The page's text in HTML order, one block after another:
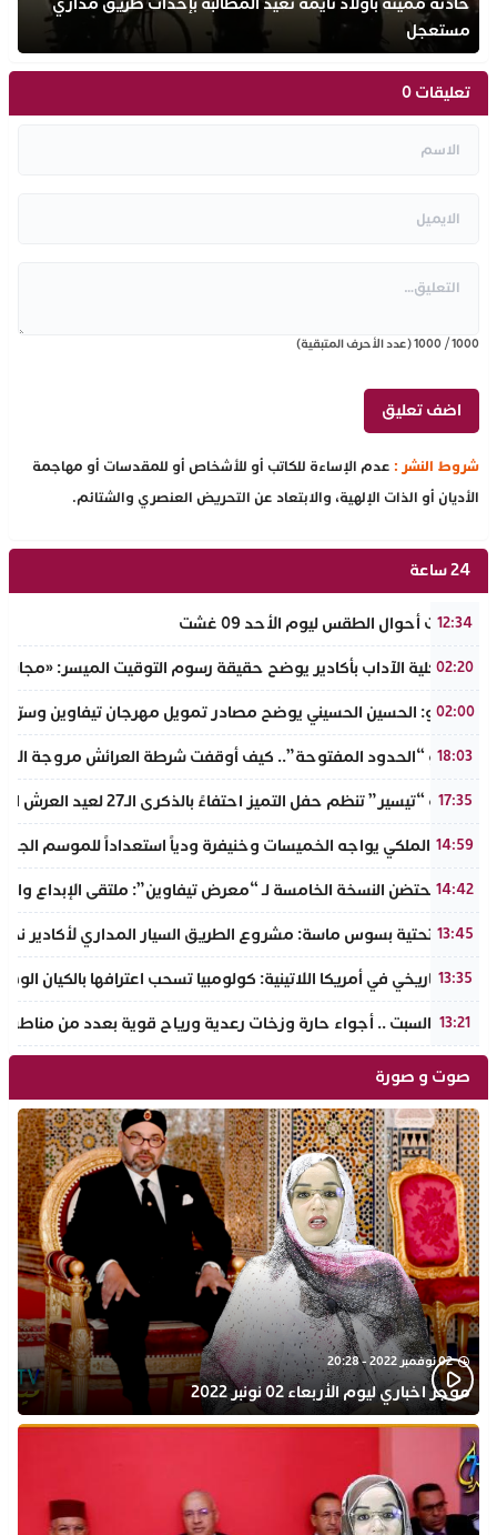
مستعجل
تعليقات 0
1000
/
1000(عدد الأحرف المتبقية)
شروط النشر : عدم الإساءة للكاتب أو للأشخاص أو للمقدسات أو مهاجمة
الأديان أو الذات الإلهية، والابتعاد عن التحريض العنصري والشتائم.
24 ساعة
12:34
توقعات أحوال الطقس ليوم الأحد 09 غشت
02:20
عميد كلية الآداب بأكادير يوضح حقيقة رسوم التوقيت الميسر:
02:00
بالفيديو: الحسين الحسيني يوضح مصادر تمويل مهرجان تيفاوين وسرّ
18:03
​سيناريو “الحدود المفتوحة”.. كيف أوقفت شرطة العرائش مروجة
17:35
جمعية “تيسير” تنظم حفل التميز احتفاءً بالذكرى الـ27 لعيد العرش المجيد وتطلق مبادرة نبيلة لمحاربة الهدر المدرسي
14:59
الجيش الملكي يواجه الخميسات وخنيفرة ودياً استعداداً للموسم
14:42
إنزكان تحتضن النسخة الخامسة لـ “معرض تيفاوين”: ملتقى الإبداع
13:45
البنية التحتية بسوس ماسة: مشروع الطريق السيار المداري لأكادير
13:35
تحول تاريخي في أمريكا اللاتينية: كولومبيا تسحب اعترافها بالكيان
13:21
طقس السبت .. أجواء حارة وزخات رعدية ورياح قوية بعدد من مناطق
صوت و صورة
02 نوفمبر 2022 - 20:28
موجز اخباري ليوم الأربعاء 02 نونبر 2022